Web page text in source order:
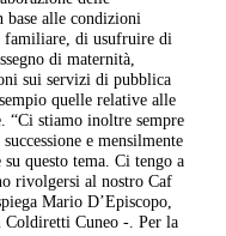
base alle condizioni
familiare, di usufruire di
di maternità,
sui servizi di pubblica
quelle relative alle
“Ci stiamo inoltre sempre
e mensilmente
questo tema. Ci tengo a
rivolgersi al nostro Caf
Mario D’Episcopo,
Coldiretti Cuneo -. Per la